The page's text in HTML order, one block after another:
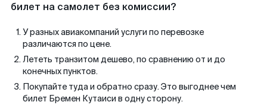
билет на самолет без комиссии?
У разных авиакомпаний услуги по перевозке
различаются по цене.
Лететь транзитом дешево, по сравнению от и до
конечных пунктов.
Покупайте туда и обратно сразу. Это выгоднее чем
билет Бремен Кутаиси в одну сторону.